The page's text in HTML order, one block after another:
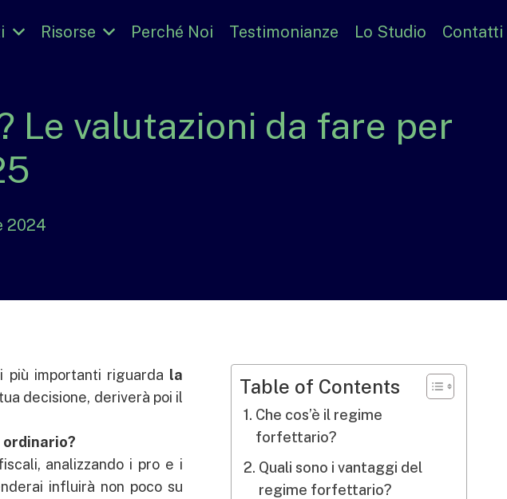
Risorse Perché Noi Testimonianze Lo Studio Contatti
Le valutazioni da fare per
2024
più importanti riguarda la
decisione, deriverà poi il
analizzando i pro e i
influirà non poco su
Table of Contents
Che cos’è il regime
forfettario?
Quali sono i vantaggi del
regime forfettario?